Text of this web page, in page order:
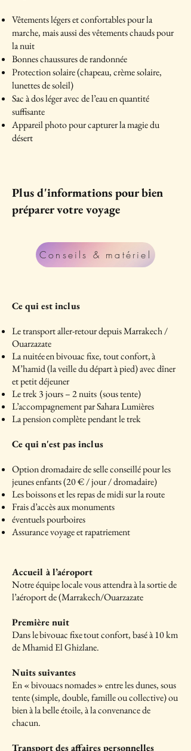
Vêtements légers et confortables pour la
marche, mais aussi des vêtements chauds pour
la nuit
Bonnes chaussures de randonnée
Protection solaire (chapeau, crème solaire,
lunettes de soleil)
Sac à dos léger avec de l’eau en quantité
suffisante
Appareil photo pour capturer la magie du
désert
Plus d'informations pour bien
préparer votre voyage
Conseils & matériel
Ce qui est inclus
Le transport aller-retour depuis Marrakech /
Ouarzazate
La nuitée en bivouac fixe, tout confort, à
M’hamid (la veille du départ à pied) avec dîner
et petit déjeuner
Le trek 3 jours – 2 nuits (sous tente)
L’accompagnement par Sahara Lumières
La pension complète pendant le trek
Ce qui n'est pas inclus
Option dromadaire de selle conseillé pour les
jeunes enfants (20 € / jour / dromadaire)
Les boissons et les repas de midi sur la route
Frais d’accès aux monuments
éventuels pourboires
Assurance voyage et rapatriement
Accueil à l’aéroport
Notre équipe locale vous attendra à la sortie de
l’aéroport de (Marrakech/Ouarzazate
Première nuit
Dans le bivouac fixe tout confort, basé à 10 km
de Mhamid El Ghizlane.
Nuits suivantes
En « bivouacs nomades » entre les dunes, sous
tente (simple, double, famille ou collective) ou
bien à la belle étoile, à la convenance de
chacun.
Transport des affaires personnelles